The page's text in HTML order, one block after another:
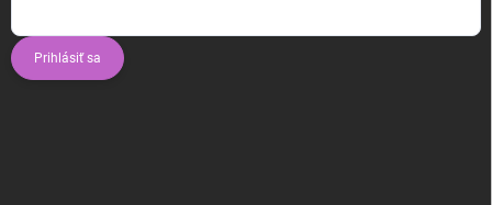
Prihlásiť sa